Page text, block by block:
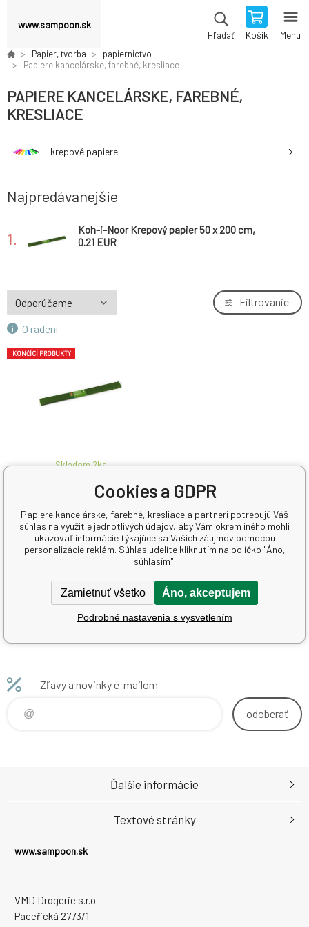
www.sampoon.sk
Hľadať Košík Menu
Papier, tvorba
papiernictvo
Papiere kancelárske, farebné, kresliace
PAPIERE KANCELÁRSKE, FAREBNÉ,
KRESLIACE
krepové papiere
Najpredávanejšie
1.
Koh-i-Noor Krepový papier 50 x 200 cm,
olivovo zelený
0.21 EUR
O radení
Filtrovanie
KONČÍCÍ PRODUKTY
Koh-i-Noor Krepový papier 50
x 200 cm, olivovo zelený
Skladom 2ks
0.21 EUR
0.11 EUR / 1m
Krepový dekoračný papier pre
kreatívne použitie. Osvedčený
dekoračný materiál využívaný
nielen v škôlkach a školských
profesionálnych aranžérov a
v roli Olivovo zelený
Zľavy a novinky e-mailom
odoberať
www.sampoon.sk
VMD Drogerie s.r.o.
Paceřická 2773/1
Ďalšie informácie
Textové stránky
Cookies a GDPR
Papiere kancelárske, farebné, kresliace a partneri potrebujú Váš
súhlas na využitie jednotlivých údajov, aby Vám okrem iného mohli
ukazovať informácie týkajúce sa Vašich záujmov pomocou
personalizácie reklám. Súhlas udelíte kliknutím na políčko "Áno,
súhlasím".
Zamietnuť všetko Áno, akceptujem
Podrobné nastavenia s vysvetlením